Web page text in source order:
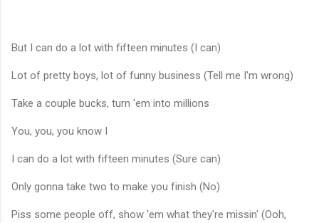
But I can do a lot with fifteen minutes (I can)
Lot of pretty boys, lot of funny business (Tell me I'm wrong)
Take a couple bucks, turn 'em into millions
You, you, you know I
I can do a lot with fifteen minutes (Sure can)
Only gonna take two to make you finish (No)
Piss some people off, show 'em what they're missin' (Ooh,